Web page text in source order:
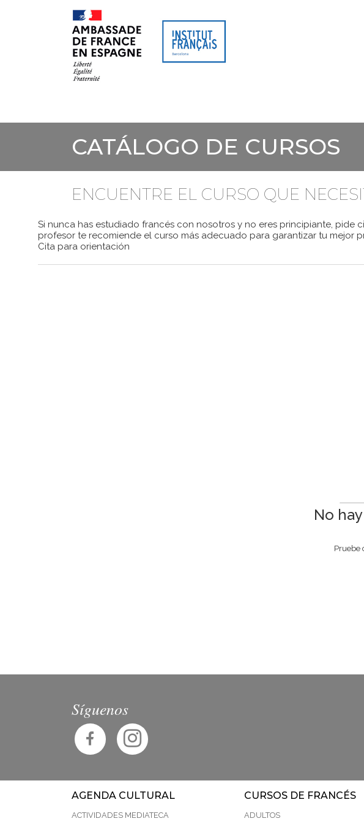
CATÁLOGO DE CURSOS
ENCUENTRE EL CURSO QUE
Si nunca has estudiado francés con nosotros y no eres principiante, pide
profesor te recomiende el curso más adecuado para garantizar tu mejor
Cita para orientación
No
Pruebe
Síguenos
AGENDA CULTURAL
ACTIVIDADES MEDIATECA
CURSOS DE FRANCÉS
ADULTOS